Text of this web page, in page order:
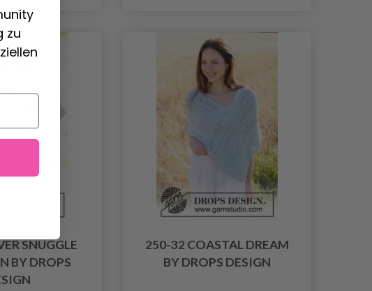
SNUGGLE
BY DROPS
250-32 COASTAL DREAM
BY DROPS DESIGN
zu